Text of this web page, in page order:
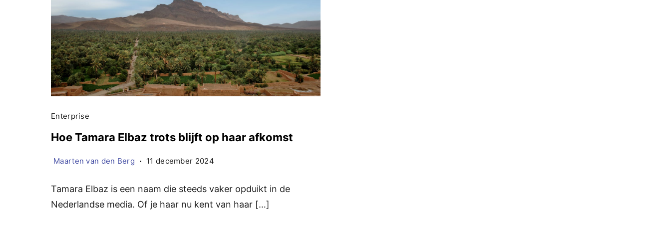
Enterprise
Hoe Tamara Elbaz trots blijft op haar afkomst
Maarten van den Berg 11 december 2024
Tamara Elbaz is een naam die steeds vaker opduikt in de
Nederlandse media. Of je haar nu kent van haar […]